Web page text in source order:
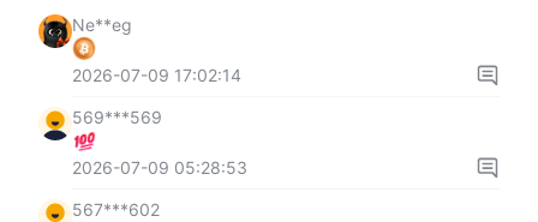
Ne**eg
2026-07-09 17:02:14
569***569
2026-07-09 05:28:53
567***602